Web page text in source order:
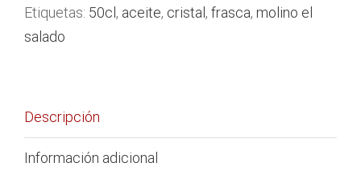
Frasca
Etiquetas: 50cl , aceite, cristal , frasca, molino el
salado
Descripción
Información adicional